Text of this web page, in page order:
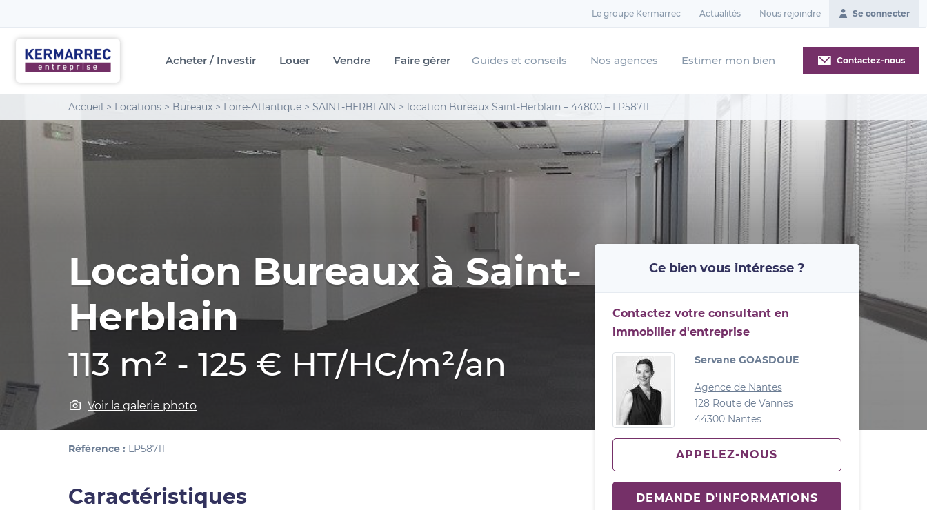
Le groupe Kermarrec Actualités Nous rejoindre Se connecter
Acheter / Investir Louer Vendre Faire gérer Guides et conseils Nos agences Estimer mon bien Contactez-nous
Accueil > Locations > Bureaux > Loire-Atlantique > SAINT-HERBLAIN > location Bureaux Saint-Herblain – 44800 – LP58711
Location Bureaux à Saint-
Herblain
113 m² - 125 € HT/HC/m²/an
Voir la galerie photo
Référence : LP58711
Caractéristiques
Ce bien vous intéresse ?
Contactez votre consultant en
immobilier d'entreprise
Servane GOASDOUE
Agence de Nantes
128 Route de Vannes
44300 Nantes
APPELEZ-NOUS
DEMANDE D'INFORMATIONS